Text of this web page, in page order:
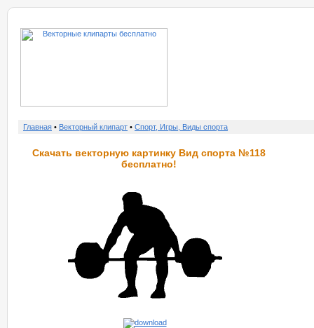
Главная • Векторный клипарт • Спорт, Игры, Виды спорта
Скачать векторную картинку Вид спорта №118
бесплатно!